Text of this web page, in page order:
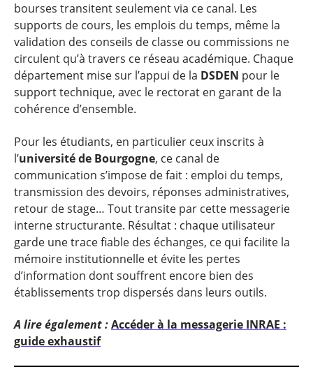
bourses transitent seulement via ce canal. Les
supports de cours, les emplois du temps, même la
validation des conseils de classe ou commissions ne
circulent qu’à travers ce réseau académique. Chaque
département mise sur l’appui de la DSDEN pour le
support technique, avec le rectorat en garant de la
cohérence d’ensemble.
Pour les étudiants, en particulier ceux inscrits à
l’université de Bourgogne, ce canal de
communication s’impose de fait : emploi du temps,
transmission des devoirs, réponses administratives,
retour de stage… Tout transite par cette messagerie
interne structurante. Résultat : chaque utilisateur
garde une trace fiable des échanges, ce qui facilite la
mémoire institutionnelle et évite les pertes
d’information dont souffrent encore bien des
établissements trop dispersés dans leurs outils.
A lire également :Accéder à la messagerie INRAE :
guide exhaustif